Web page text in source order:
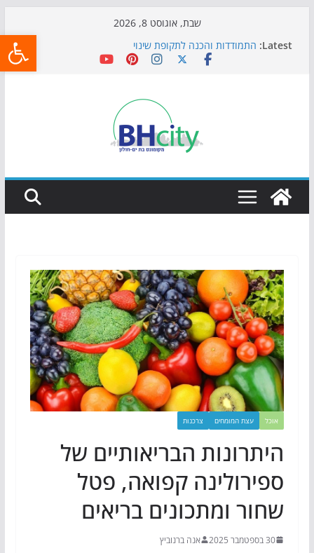
שבת, אוגוסט 8, 2026
Latest: התמודדות והכנה לתקופת שינוי
אי ההרפתקאות ממשיך לכבוש את הגינות: מאות משפחות
כדורגל באווירה מיוחדת: הקרנת גמר המונדיאל בטרמינל
הקיץ של בני הנוער בבת־ים: חוף הריביירה הופך למרחב
בטוח בשעות הערב
אוכל עצת המומחים צרכנות
היתרונות הבריאותיים של
ספירולינה קפואה, פטל
שחור ומתכונים בריאים
30 בספטמבר 2025 אנה ברנוביץ